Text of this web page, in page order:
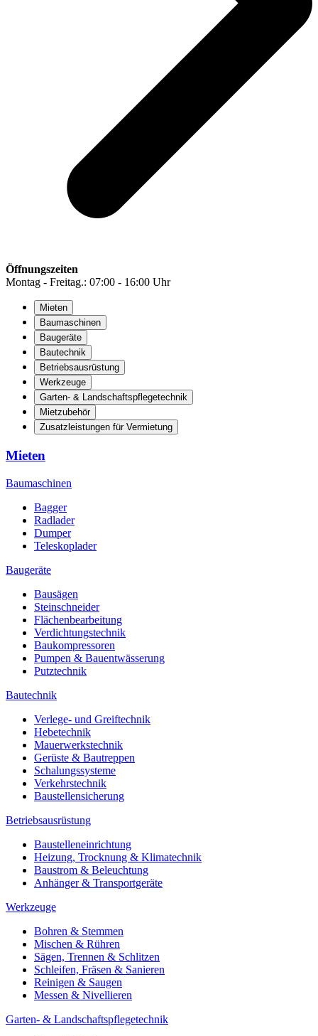
Öffnungszeiten
Montag - Freitag.: 07:00 - 16:00 Uhr
Mieten
Baumaschinen
Baugeräte
Bautechnik
Betriebsausrüstung
Werkzeuge
Garten- & Landschaftspflegetechnik
Mietzubehör
Zusatzleistungen für Vermietung
Mieten
Baumaschinen
Bagger
Radlader
Dumper
Teleskoplader
Baugeräte
Bausägen
Steinschneider
Flächenbearbeitung
Verdichtungstechnik
Baukompressoren
Pumpen & Bauentwässerung
Putztechnik
Bautechnik
Verlege- und Greiftechnik
Hebetechnik
Mauerwerkstechnik
Gerüste & Bautreppen
Schalungssysteme
Verkehrstechnik
Baustellensicherung
Betriebsausrüstung
Baustelleneinrichtung
Heizung, Trocknung & Klimatechnik
Baustrom & Beleuchtung
Anhänger & Transportgeräte
Werkzeuge
Bohren & Stemmen
Mischen & Rühren
Sägen, Trennen & Schlitzen
Schleifen, Fräsen & Sanieren
Reinigen & Saugen
Messen & Nivellieren
Garten- & Landschaftspflegetechnik